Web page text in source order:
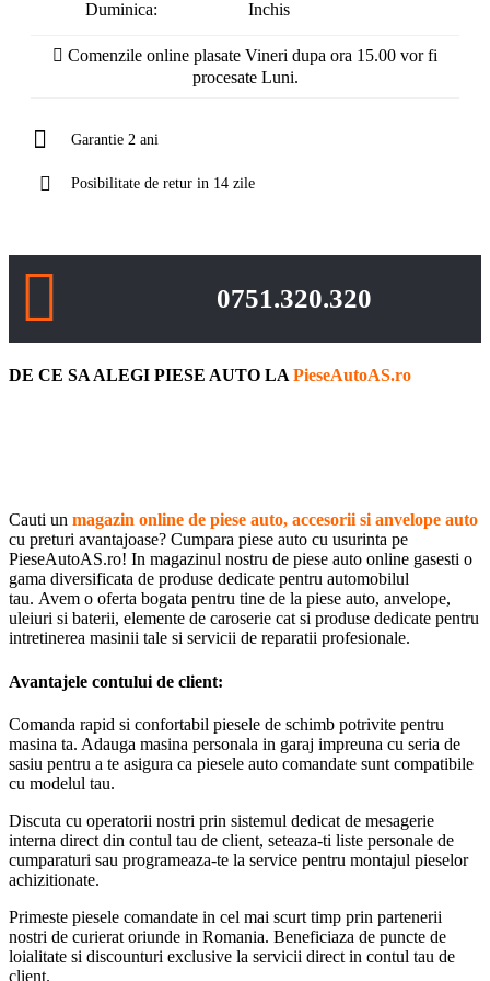
Duminica: Inchis
Comenzile online plasate Vineri dupa ora 15.00 vor fi
procesate Luni.
Garantie 2 ani
Posibilitate de retur in 14 zile
0751.320.320
DE CE SA ALEGI PIESE AUTO LA PieseAutoAS.ro
Cauti un magazin online de piese auto, accesorii si anvelope auto
cu preturi avantajoase? Cumpara piese auto cu usurinta pe
PieseAutoAS.ro! In magazinul nostru de piese auto online gasesti o
gama diversificata de produse dedicate pentru automobilul
tau. Avem o oferta bogata pentru tine de la piese auto, anvelope,
uleiuri si baterii, elemente de caroserie cat si produse dedicate pentru
intretinerea masinii tale si servicii de reparatii profesionale.
Avantajele contului de client:
Comanda rapid si confortabil piesele de schimb potrivite pentru
masina ta. Adauga masina personala in garaj impreuna cu seria de
sasiu pentru a te asigura ca piesele auto comandate sunt compatibile
cu modelul tau.
Discuta cu operatorii nostri prin sistemul dedicat de mesagerie
interna direct din contul tau de client, seteaza-ti liste personale de
cumparaturi sau programeaza-te la service pentru montajul pieselor
achizitionate.
Primeste piesele comandate in cel mai scurt timp prin partenerii
nostri de curierat oriunde in Romania. Beneficiaza de puncte de
loialitate si discounturi exclusive la servicii direct in contul tau de
client.